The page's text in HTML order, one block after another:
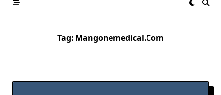
Tag: Mangonemedical.com